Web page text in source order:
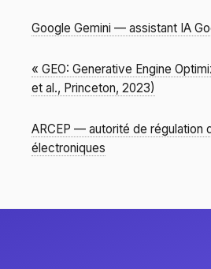
Google Gemini — assistant IA
« GEO: Generative Engine
et al., Princeton, 2023)
ARCEP — autorité de régulation
électroniques